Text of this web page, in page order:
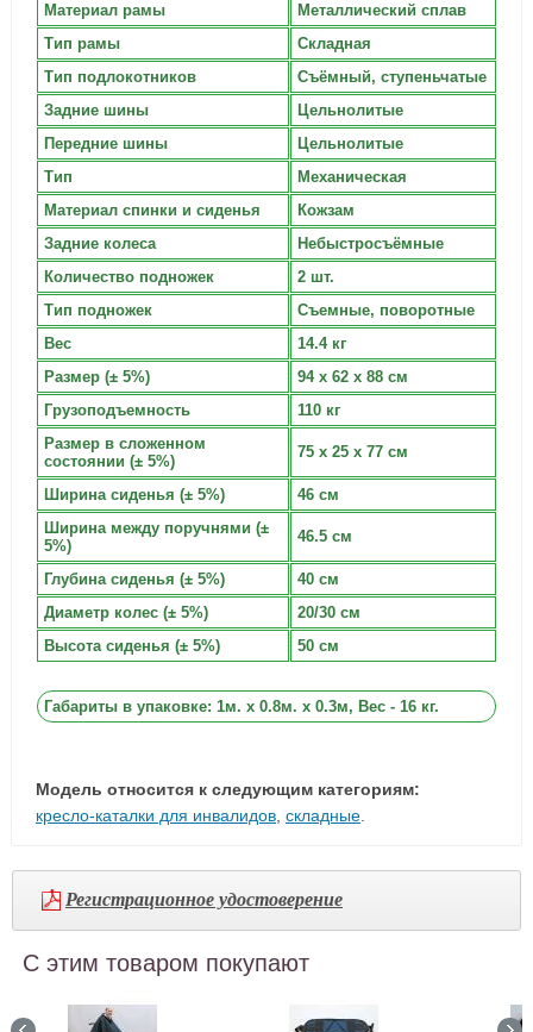
Материал рамы
Металлический сплав
Тип рамы
Складная
Тип подлокотников
Съёмный, ступеньчатые
Задние шины
Цельнолитые
Передние шины
Цельнолитые
Тип
Механическая
Материал спинки и сиденья
Кожзам
Задние колеса
Небыстросъёмные
Количество подножек
2 шт.
Тип подножек
Съемные, поворотные
Вес
14.4 кг
Размер (± 5%)
94 х 62 х 88 см
Грузоподъемность
110 кг
Размер в сложенном
состоянии (± 5%)
75 х 25 х 77 см
Ширина сиденья (± 5%)
46 см
Ширина между поручнями (±
5%)
46.5 см
Глубина сиденья (± 5%)
40 см
Диаметр колес (± 5%)
20/30 см
Высота сиденья (± 5%)
50 см
Габариты в упаковке: 1м. x 0.8м. x 0.3м, Вес - 16 кг.
Модель относится к следующим категориям:
кресло-каталки для инвалидов, складные.
Регистрационное удостоверение
С этим товаром покупают